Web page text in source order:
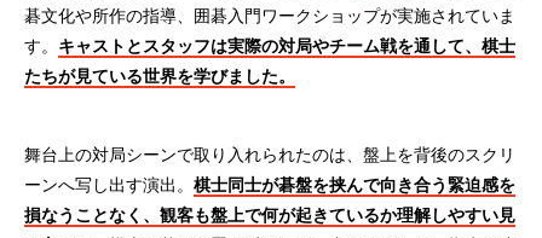
碁文化や所作の指導、囲碁入門ワークショップが実施されていま
す。 キャストとスタッフは実際の対局やチーム戦を通して、棋士
たちが見ている世界を学びました。
舞台上の対局シーンで取り入れられたのは、盤上を背後のスクリ
ーンへ写し出す演出。 棋士同士が碁盤を挟んで向き合う緊迫感を
損なうことなく、観客も盤上で何が起きているか理解しやすい見